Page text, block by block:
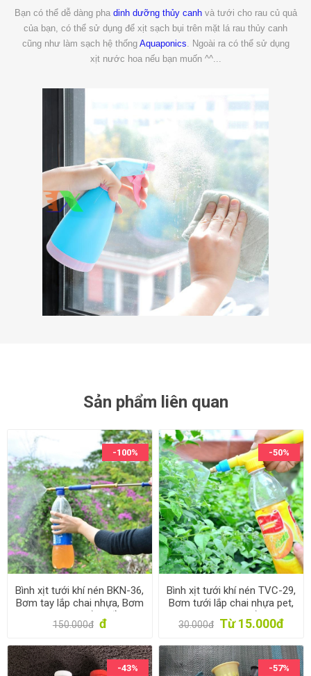
Bạn có thể dễ dàng pha dinh dưỡng thủy canhvà tưới cho rau củ quả
của bạn, có thể sử dụng để xịt sạch bụi trên mặt lá rau thủy canh
cũng như làm sạch hệ thống Aquaponics. Ngoài ra có thể sử dụng
xịt nước hoa nếu bạn muốn ^^...
Sản phẩm liên quan
-100%
Bình xịt tưới khí nén BKN-36,
Bơm tay lắp chai nhựa, Bơm
phun sương bằng đồng
150.000đ đ
-50%
Bình xịt tưới khí nén TVC-29,
Bơm tưới lắp chai nhựa pet,
Bơm phun sương bằng nhựa
30.000đ Từ 15.000đ
-43% -57%